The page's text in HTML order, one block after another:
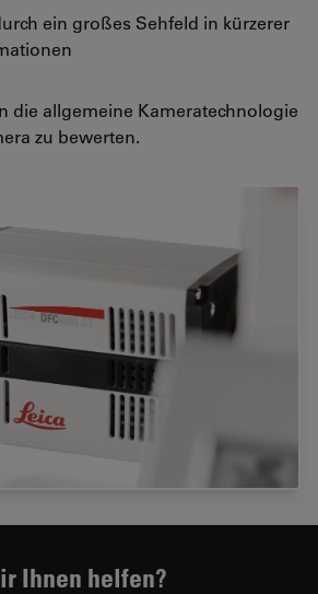
ein großes Sehfeld in kürzerer
die allgemeine Kameratechnologie
zu bewerten.
Ihnen helfen?